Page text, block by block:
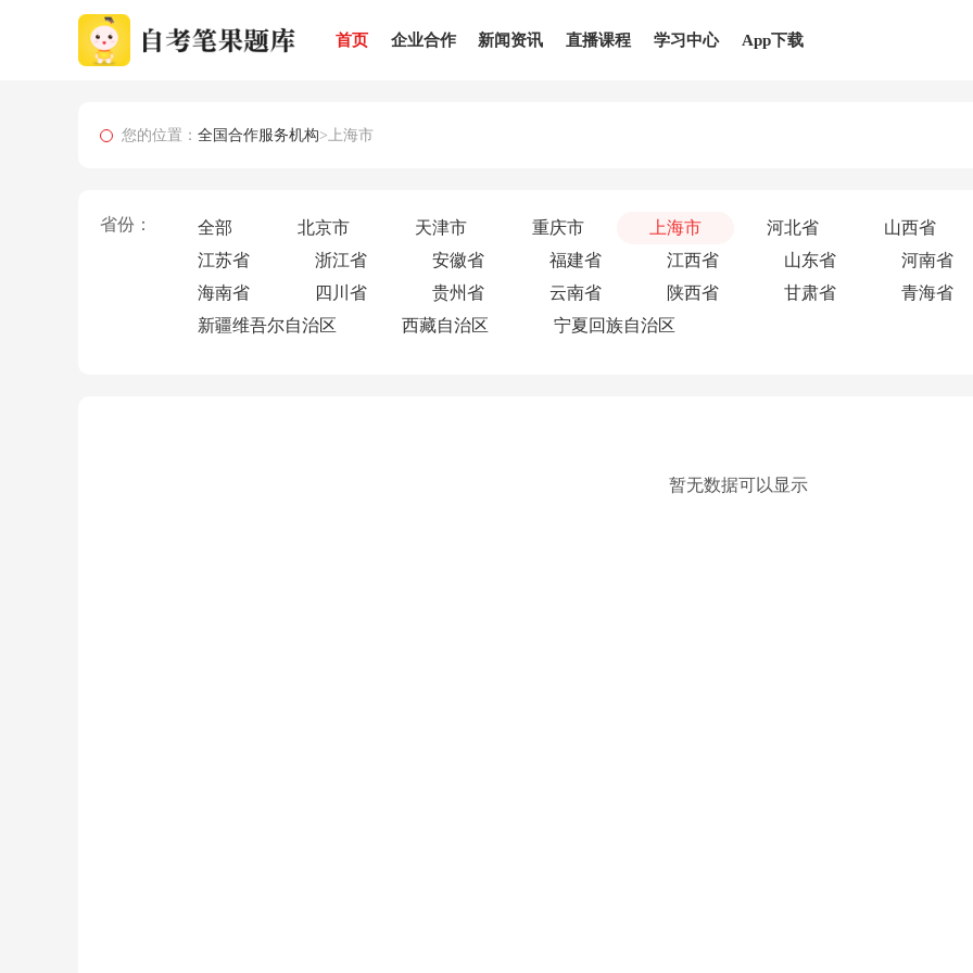
首页 企业合作 新闻资讯 直播课程 学习中心 App下载
您的位置： 全国合作服务机构>上海市
省份： 全部 北京市 天津市 重庆市 上海市 河北省
山西省
江苏省
浙江省 安徽省 福建省 江西省 山东省
河南省
海南省
四川省 贵州省 云南省 陕西省 甘肃省
青海省
新疆维吾尔自治区
西藏自治区 宁夏回族自治区
暂无数据可以显示